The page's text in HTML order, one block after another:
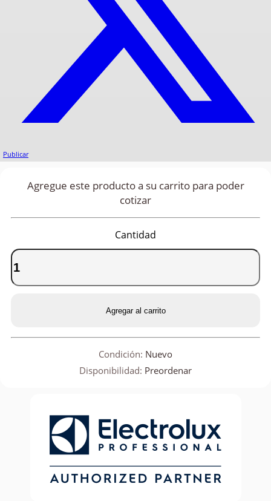
Publicar
Agregue este producto a su carrito para poder
cotizar
Cantidad
Agregar al carrito
Condición: Nuevo
Disponibilidad: Preordenar